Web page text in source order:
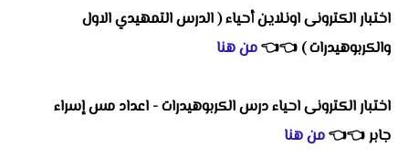
اختبار الكترونى اونلاين أحياء ( الدرس التمهيدي الاول
والكربوهيدرات ) 👈
👈من هنا
اختبار الكترونى احياء درس الكربوهيدرات - اعداد مس إسراء
جابر👈
👈من هنا